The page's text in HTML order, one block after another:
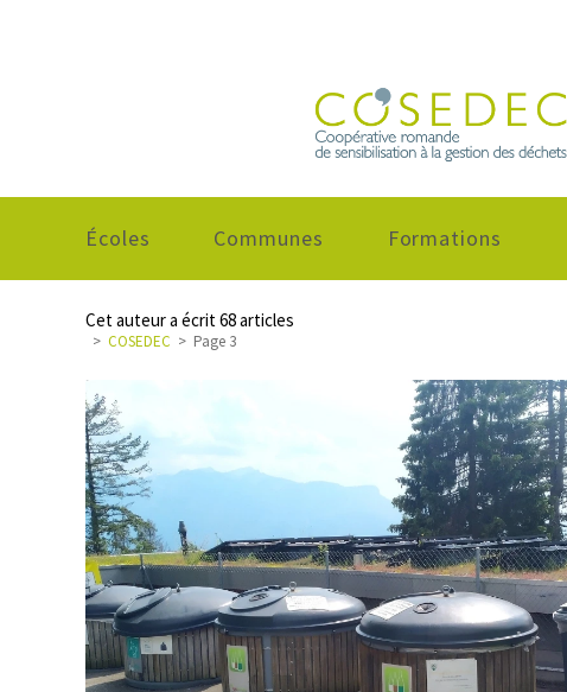
Écoles Communes Formations
Cet auteur a écrit 68 articles
> COSEDEC > Page 3